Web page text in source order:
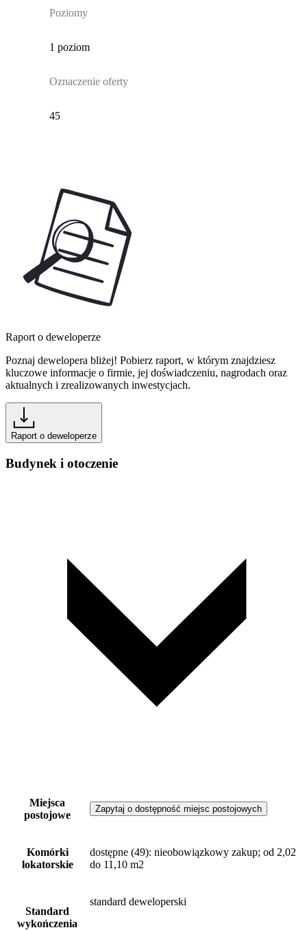
Poziomy
1 poziom
Oznaczenie oferty
45
Raport o deweloperze
Poznaj dewelopera bliżej! Pobierz raport, w którym znajdziesz
kluczowe informacje o firmie, jej doświadczeniu, nagrodach oraz
aktualnych i zrealizowanych inwestycjach.
Raport o deweloperze
Budynek i otoczenie
Miejsca
postojowe
Zapytaj o dostępność miejsc postojowych
Komórki
lokatorskie
dostępne (49): nieobowiązkowy zakup; od 2,02
do 11,10 m2
Standard
wykończenia
standard deweloperski